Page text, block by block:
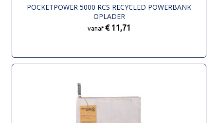
POCKETPOWER 5000 RCS RECYCLED POWERBANK
OPLADER
vanaf € 11,71